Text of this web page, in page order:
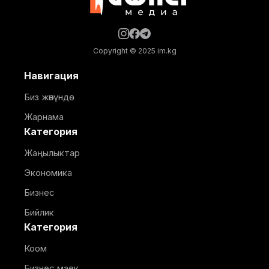
Copyright © 2025 im.kg
Навигация
Биз жөнүндө
Жарнама
Категория
Жаңылыктар
Экономика
Бизнес
Бийлик
Категория
Коом